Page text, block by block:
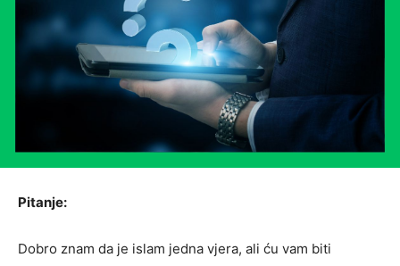
Pitanje:
Dobro znam da je islam jedna vjera, ali ću vam biti